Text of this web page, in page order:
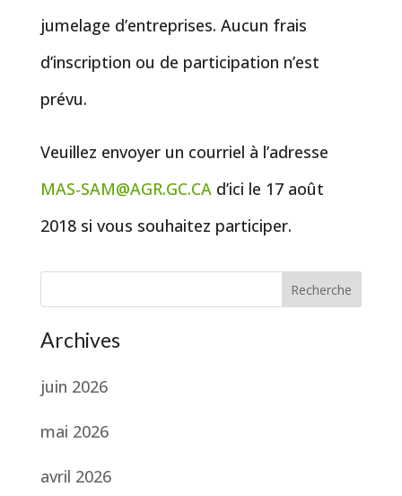
jumelage d’entreprises. Aucun frais
d’inscription ou de participation n’est
prévu.
Veuillez envoyer un courriel à l’adresse
MAS-SAM@AGR.GC.CAd’ici le 17 août
2018 si vous souhaitez participer.
Recherche
Archives
juin 2026
mai 2026
avril 2026